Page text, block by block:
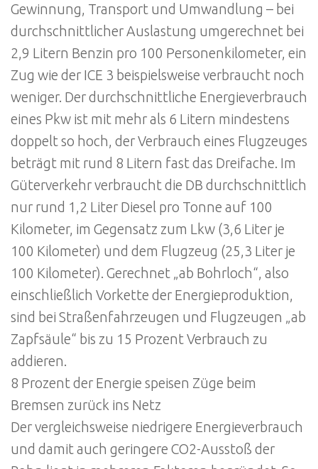
Gewinnung, Transport und Umwandlung – bei
durchschnittlicher Auslastung umgerechnet bei
2,9 Litern Benzin pro 100 Personenkilometer, ein
Zug wie der ICE 3 beispielsweise verbraucht noch
weniger. Der durchschnittliche Energieverbrauch
eines Pkw ist mit mehr als 6 Litern mindestens
doppelt so hoch, der Verbrauch eines Flugzeuges
beträgt mit rund 8 Litern fast das Dreifache. Im
Güterverkehr verbraucht die DB durchschnittlich
nur rund 1,2 Liter Diesel pro Tonne auf 100
Kilometer, im Gegensatz zum Lkw (3,6 Liter je
100 Kilometer) und dem Flugzeug (25,3 Liter je
100 Kilometer). Gerechnet „ab Bohrloch“, also
einschließlich Vorkette der Energieproduktion,
sind bei Straßenfahrzeugen und Flugzeugen „ab
Zapfsäule“ bis zu 15 Prozent Verbrauch zu
addieren.
8 Prozent der Energie speisen Züge beim
Bremsen zurück ins Netz
Der vergleichsweise niedrigere Energieverbrauch
und damit auch geringere CO2-Ausstoß der